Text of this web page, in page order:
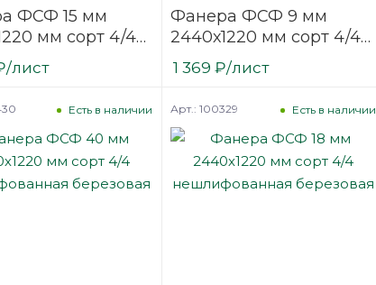
ФСФ 15 мм
мм сорт 4/4
/лист
Фанера ФСФ 9 мм
2440х1220 мм сорт 4/4
нешлифованная
березовая
1 369 ₽/лист
Есть в наличии Есть в наличии
Арт.: 100329